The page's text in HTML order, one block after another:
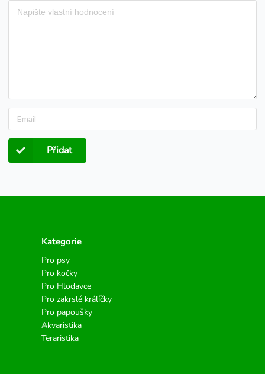
Přidat
Kategorie
Pro psy
Pro kočky
Pro Hlodavce
Pro zakrslé králíčky
Pro papoušky
Akvaristika
Teraristika